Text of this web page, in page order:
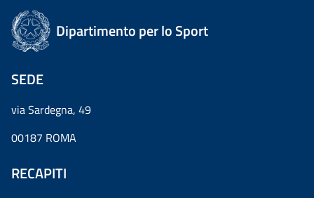
Dipartimento per lo Sport
SEDE
via Sardegna, 49
00187 ROMA
RECAPITI